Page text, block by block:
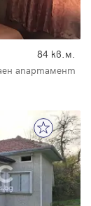
84 кв.м.
апартамент